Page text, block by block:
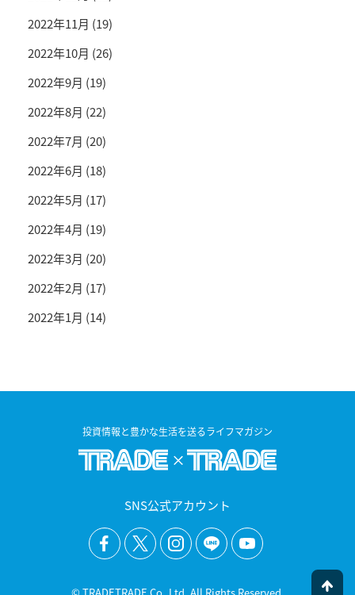
2022年11月 (19)
2022年10月 (26)
2022年9月 (19)
2022年8月 (22)
2022年7月 (20)
2022年6月 (18)
2022年5月 (17)
2022年4月 (19)
2022年3月 (20)
2022年2月 (17)
2022年1月 (14)
投資情報と豊かな生活を送るライフマガジン
SNS公式アカウント